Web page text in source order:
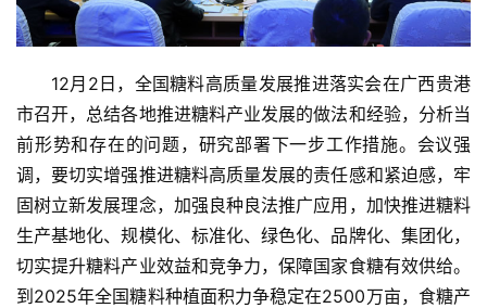
12月2日，全国糖料高质量发展推进落实会在广西贵港
市召开，总结各地推进糖料产业发展的做法和经验，分析当
前形势和存在的问题，研究部署下一步工作措施。会议强
调，要切实增强推进糖料高质量发展的责任感和紧迫感，牢
固树立新发展理念，加强良种良法推广应用，加快推进糖料
生产基地化、规模化、标准化、绿色化、品牌化、集团化，
切实提升糖料产业效益和竞争力，保障国家食糖有效供给。
到2025年全国糖料种植面积力争稳定在2500万亩，食糖产